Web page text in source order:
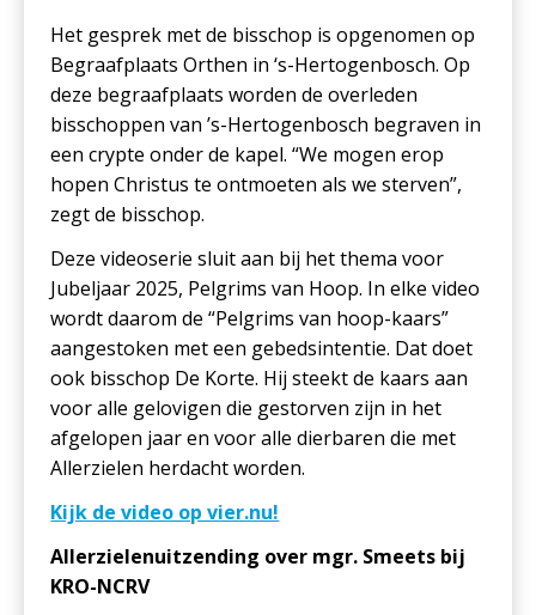
Het gesprek met de bisschop is opgenomen op
Begraafplaats Orthen in ‘s-Hertogenbosch. Op
deze begraafplaats worden de overleden
bisschoppen van ’s-Hertogenbosch begraven in
een crypte onder de kapel. “We mogen erop
hopen Christus te ontmoeten als we sterven”,
zegt de bisschop.
Deze videoserie sluit aan bij het thema voor
Jubeljaar 2025, Pelgrims van Hoop. In elke video
wordt daarom de “Pelgrims van hoop-kaars”
aangestoken met een gebedsintentie. Dat doet
ook bisschop De Korte. Hij steekt de kaars aan
voor alle gelovigen die gestorven zijn in het
afgelopen jaar en voor alle dierbaren die met
Allerzielen herdacht worden.
Kijk de video op vier.nu!
Allerzielenuitzending over mgr. Smeets bij
KRO-NCRV